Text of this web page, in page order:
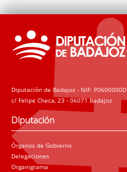
Diputación de Badajoz - NIF: P0600000D
c/ Felipe Checa, 23 - 06071 Badajoz
Diputación
Órganos de Gobierno
Delegaciones
Organigrama